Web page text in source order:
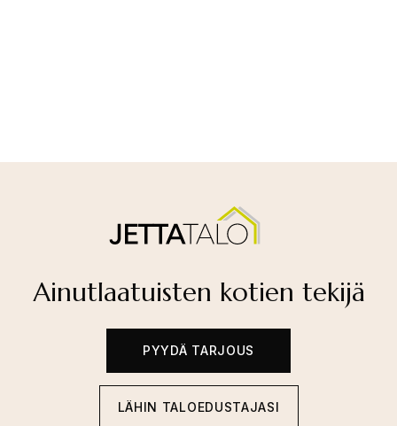
Ainutlaatuisten kotien tekijä
PYYDÄ TARJOUS
LÄHIN TALOEDUSTAJASI